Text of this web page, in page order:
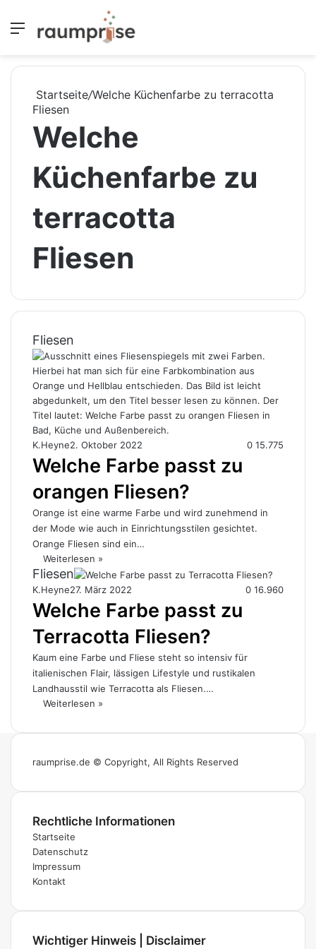
Menü
Startseite/Welche Küchenfarbe zu terracotta
Fliesen
Welche
Küchenfarbe zu
terracotta
Fliesen
Fliesen
K.Heyne2. Oktober 2022 0 15.775
Welche Farbe passt zu
orangen Fliesen?
Orange ist eine warme Farbe und wird zunehmend in
der Mode wie auch in Einrichtungsstilen gesichtet.
Orange Fliesen sind ein…
Weiterlesen »
Fliesen
K.Heyne27. März 2022 0 16.960
Welche Farbe passt zu
Terracotta Fliesen?
Kaum eine Farbe und Fliese steht so intensiv für
italienischen Flair, lässigen Lifestyle und rustikalen
Landhausstil wie Terracotta als Fliesen.…
Weiterlesen »
raumprise.de © Copyright, All Rights Reserved
Rechtliche Informationen
Startseite
Datenschutz
Impressum
Kontakt
Wichtiger Hinweis | Disclaimer